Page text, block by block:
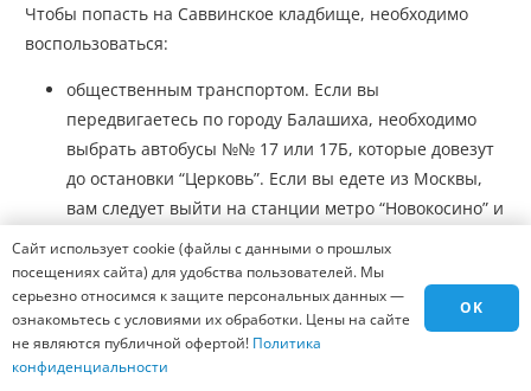
Чтобы попасть на Саввинское кладбище, необходимо
воспользоваться:
общественным транспортом. Если вы
передвигаетесь по городу Балашиха, необходимо
выбрать автобусы №№ 17 или 17Б, которые довезут
до остановки “Церковь”. Если вы едете из Москвы,
вам следует выйти на станции метро “Новокосино” и
занять место в маршрутном такси № 142. Выйдя на
остановке “Агрогородок”, необходимо выполнить
пересадку на маршрутное такси № 15. Оно довезет
до остановки “Саввинское кладбище”;
на машине. Проехав 11 км по Носовихинскому
Сайт использует cookie (файлы с данными о прошлых
посещениях сайта) для удобства пользователей. Мы
серьезно относимся к защите персональных данных —
ознакомьтесь с условиями их обработки. Цены на сайте
не являются публичной офертой! Политика
конфиденциальности
OK